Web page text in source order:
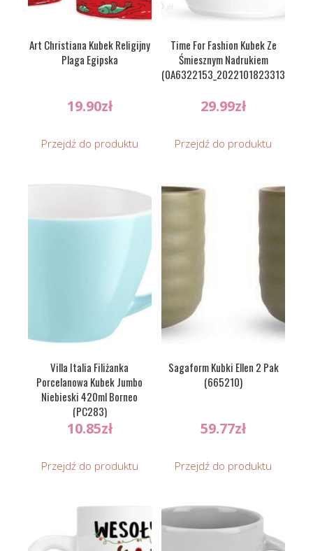
Art Christiana Kubek Religijny
Plaga Egipska
19.90zł
Przejdź do produktu
Time For Fashion Kubek Ze
Śmiesznym Nadrukiem
(0A6322153_20221018233134)
29.99zł
Przejdź do produktu
Villa Italia Filiżanka
Porcelanowa Kubek Jumbo
Niebieski 420ml Borneo
(PC283)
10.85zł
Przejdź do produktu
Sagaform Kubki Ellen 2 Pak
(665210)
59.77zł
Przejdź do produktu